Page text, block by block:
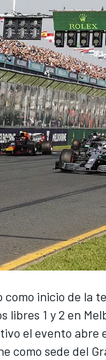
inicio de la
libres 1 y 2 en
el evento abre
como sede del